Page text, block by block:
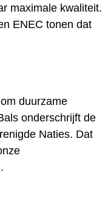
maximale kwaliteit.
ENEC tonen dat
duurzame
onderschrijft de
Naties. Dat